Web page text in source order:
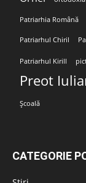
Patriarhia Română
Patriarhul Chiril
Patriarhul Kirill
Preot
Școală
CATEGORIE